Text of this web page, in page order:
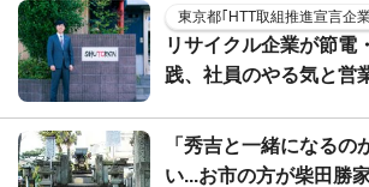
東京都｢HTT取組推進宣言企
リサイクル企業が節電
践、社員のやる気と営
「秀吉と一緒になるの
い...お市の方が柴田勝